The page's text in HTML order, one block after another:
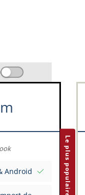
Le plus populaire
Android